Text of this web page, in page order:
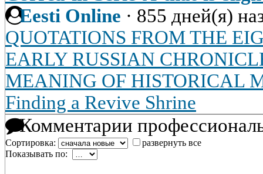
Eesti Online · 855 дней(я)
QUOTATIONS FROM THE
EARLY RUSSIAN
MEANING OF HISTORICAL
Finding a Revive Shrine
Комментарии
Сортировка:
развернуть все
Показывать по: